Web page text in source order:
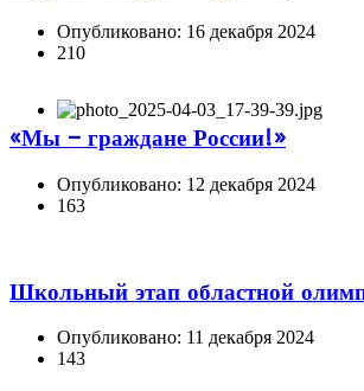
Опубликовано: 16 декабря 2024
210
«Мы – граждане России!»
Опубликовано: 12 декабря 2024
163
Школьный этап областной
Опубликовано: 11 декабря 2024
143